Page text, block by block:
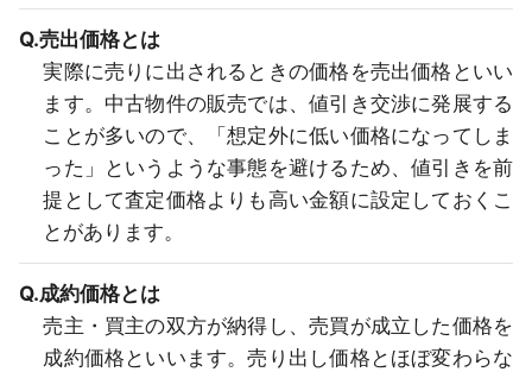
Q.売出価格とは
実際に売りに出されるときの価格を売出価格といい
ます。中古物件の販売では、値引き交渉に発展する
ことが多いので、「想定外に低い価格になってしま
った」というような事態を避けるため、値引きを前
提として査定価格よりも高い金額に設定しておくこ
とがあります。
Q.成約価格とは
売主・買主の双方が納得し、売買が成立した価格を
成約価格といいます。売り出し価格とほぼ変わらな